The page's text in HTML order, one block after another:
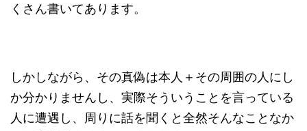
くさん書いてあります。
しかしながら、その真偽は本人＋その周囲の人にし
か分かりませんし、実際そういうことを言っている
人に遭遇し、周りに話を聞くと全然そんなことなか